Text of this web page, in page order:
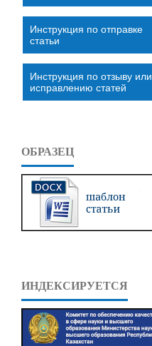
Инструкция по отправке
статьи
Инструкция по отзыву или
исправлению статей
ОБРАЗЕЦ
ИНДЕКСИРУЕТСЯ